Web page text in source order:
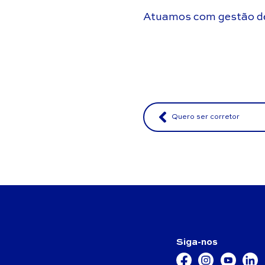
Atuamos com gestão
Quero ser corretor
Siga-nos